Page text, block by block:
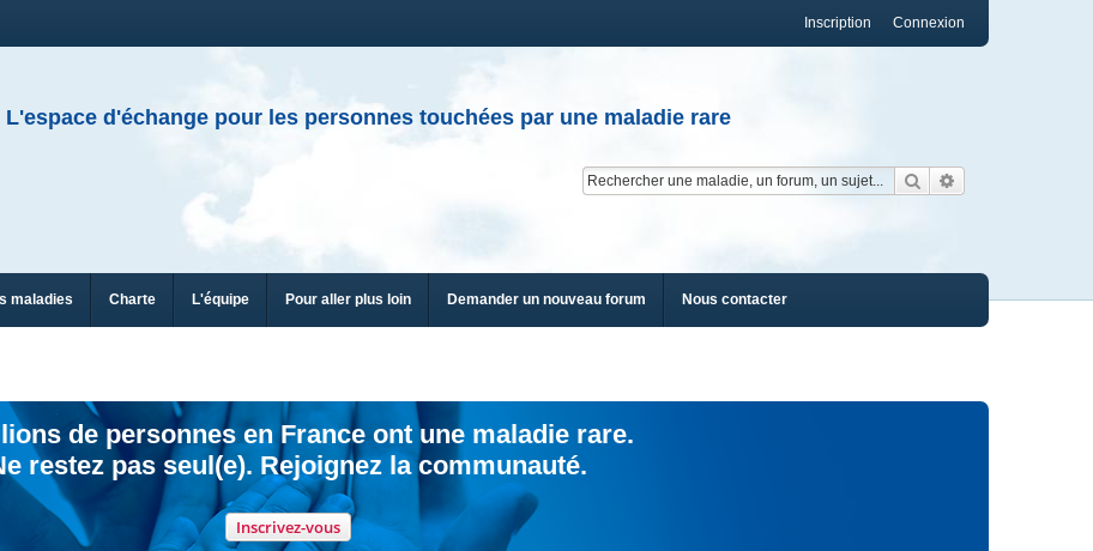
Connexion
Inscription
L'espace d'échange pour les personnes touchées par une maladie rare
Rechercher
maladies Charte L'équipe Pour aller plus loin Demander un nouveau forum Nous contacter
de personnes en France ont une maladie rare.
restez pas seul(e). Rejoignez la communauté.
Inscrivez-vous